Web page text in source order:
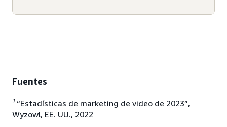
Fuentes
1 “Estadísticas de marketing de video de 2023”,
Wyzowl, EE. UU., 2022